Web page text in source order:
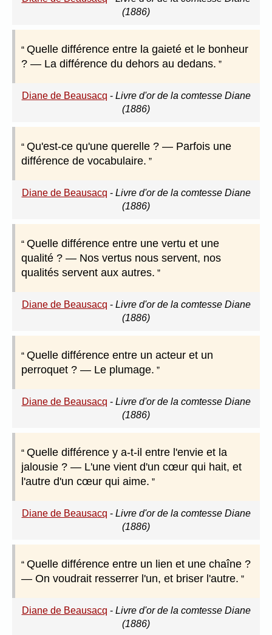
(1886)
Quelle différence entre la gaieté et le bonheur
? — La différence du dehors au dedans.
Diane de Beausacq - Livre d'or de la comtesse Diane
(1886)
Qu'est-ce qu'une querelle ? — Parfois une
différence de vocabulaire.
Diane de Beausacq - Livre d'or de la comtesse Diane
(1886)
Quelle différence entre une vertu et une
qualité ? — Nos vertus nous servent, nos
qualités servent aux autres.
Diane de Beausacq - Livre d'or de la comtesse Diane
(1886)
Quelle différence entre un acteur et un
perroquet ? — Le plumage.
Diane de Beausacq - Livre d'or de la comtesse Diane
(1886)
Quelle différence y a-t-il entre l'envie et la
jalousie ? — L'une vient d'un cœur qui hait, et
l'autre d'un cœur qui aime.
Diane de Beausacq - Livre d'or de la comtesse Diane
(1886)
Quelle différence entre un lien et une chaîne ?
— On voudrait resserrer l'un, et briser l'autre.
Diane de Beausacq - Livre d'or de la comtesse Diane
(1886)